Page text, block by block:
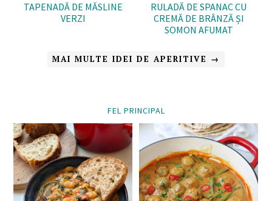
TAPENADĂ DE MĂSLINE
VERZI
RULADĂ DE SPANAC CU
CREMĂ DE BRÂNZĂ ȘI
SOMON AFUMAT
MAI MULTE IDEI DE APERITIVE →
FEL PRINCIPAL